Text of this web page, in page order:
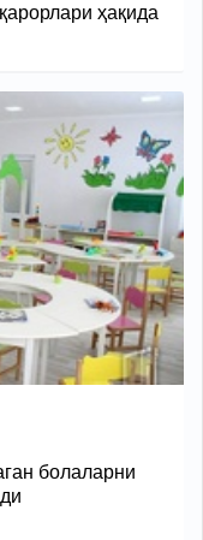
ҳақида
болаларни